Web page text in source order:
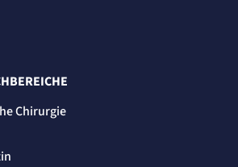
Chirurgie